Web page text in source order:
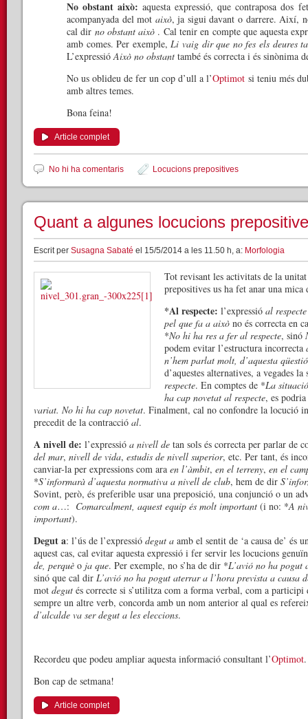
No obstant això: aquesta expressió, que contraposa dos
acompanyada del mot això, ja sigui davant o darrere. Així,
cal dir no obstant això . Cal tenir en compte que aquesta
amb comes. Per exemple,Li vaig dir que no fes els deures
L’expressióAixò no obstant també és correcta i és sinònima
No us oblideu de fer un cop d’ull a l’Optimot si teniu més
amb altres temes.
Bona feina!
Article complet
No hi ha comentaris Locucions prepositives
Quant a algunes locucions
Escrit per Susagna Sabaté el 15/5/2014 a les 11.50 h, a: Morfologia
Tot revisant les activitats de la
prepositives us ha fet anar una
*Al respecte: l’expressió al respecte
pel que fa a això no és correcta en
*No hi ha res a fer al respecte, sinó
podem evitar l’estructura incorrecta
n’hem parlat molt, d’aquesta
d’aquestes alternatives, a vegades
respecte. En comptes de *La
ha cap novetat al respecte, es
variat. No hi ha cap novetat. Finalment, cal no confondre la locució
precedit de la contracció al.
A nivell de: l’expressió a nivell de tan sols és correcta per parlar de
del mar, nivell de vida, estudis de nivell superior, etc. Per tant, és
canviar-la per expressions com ara en l’àmbit, en el terreny, en el
*S’informarà d’aquesta normativa a nivell de club, hem de dir
Sovint, però, és preferible usar una preposició, una conjunció o un
com a…: Comarcalment, aquest equip és molt important (i no: *A
important).
Degut a: l’ús de l’expressió degut a amb el sentit de ‘a causa de’ és
aquest cas, cal evitar aquesta expressió i fer servir les locucions
de, perquè o ja que. Per exemple, no s’ha de dir *L’avió no ha pogut
sinó que cal dir L’avió no ha pogut aterrar a l’hora prevista a causa
mot degut és correcte si s’utilitza com a forma verbal, com a
sempre un altre verb, concorda amb un nom anterior al qual es
d’alcalde va ser degut a les eleccions.
Recordeu que podeu ampliar aquesta informació consultant l’Optimot.
Bon cap de setmana!
Article complet